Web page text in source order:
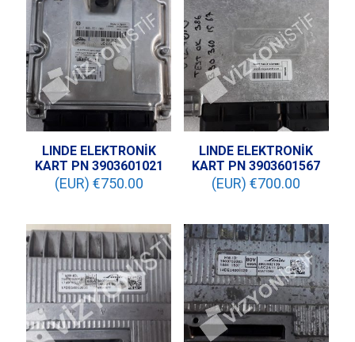
LINDE ELEKTRONİK
KART PN 3903601021
(EUR) €750.00
LINDE ELEKTRONİK
KART PN 3903601567
(EUR) €700.00